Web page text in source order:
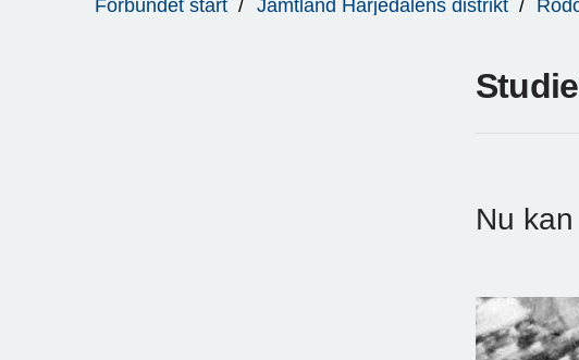
är
Förbundet start Jämtland Härjedalens distrikt
Nu